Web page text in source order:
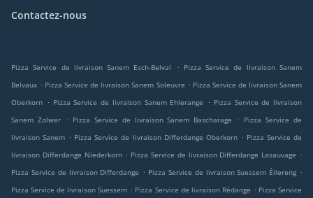
Contactez-nous
Pizza Service de livraison Sanem Esch-Belval . Pizza Service de livraison Sanem
Belvaux . Pizza Service de livraison Sanem Soleuvre . Pizza Service de livraison Sanem
Oberkorn . Pizza Service de livraison Sanem Ehlerange . Pizza Service de livraison
Sanem Zolwer
. Pizza Service de livraison Sanem Bascharage . Pizza Service de
livraison Sanem . Pizza Service de livraison Differdange Oberkorn . Pizza Service de
livraison Differdange Niederkorn . Pizza Service de livraison Differdange Lasauvage .
Pizza Service de livraison Differdange . Pizza Service de livraison Suessem Éilereng .
Pizza Service de livraison Suessem . Pizza Service de livraison Rédange . Pizza Service